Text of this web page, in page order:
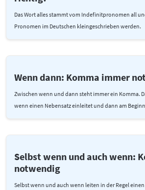
Das Wort alles stammt vom Indefinitpronomen all
Pronomen im Deutschen kleingeschrieben werden.
Wenn dann: Komma immer
Zwischen wenn und dann steht immer ein Komma.
wenn einen Nebensatz einleitet und dann am
Selbst wenn und auch wenn:
notwendig
Selbst wenn und auch wenn leiten in der Regel